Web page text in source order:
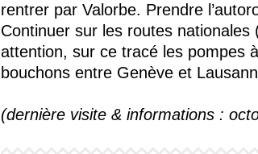
rentrer par Valorbe. Prendre
Continuer sur les routes
attention, sur ce tracé les pompes
bouchons entre Genève et
(dernière visite & informations :